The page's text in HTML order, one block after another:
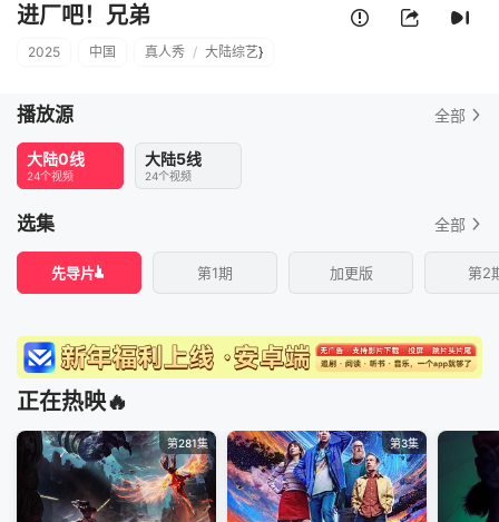
进厂吧！兄弟
2025 中国 真人秀 / 大陆综艺}
播放源 全部
大陆0线
24个视频
大陆5线
24个视频
选集 全部
先导片 第1期 加更版 第2
正在热映🔥
第281集 第3集